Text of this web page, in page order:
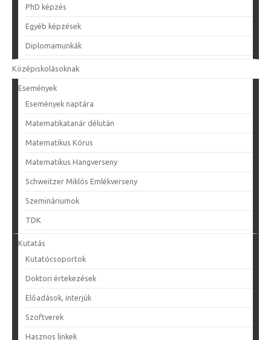
PhD képzés
Egyéb képzések
Középiskolásoknak
Események
Események naptára
Matematikatanár délután
Matematikus Kórus
Matematikus Hangverseny
Schweitzer Miklós Emlékverseny
Kutatás
Kutatócsoportok
Doktori értekezések
Előadások, interjúk
Szoftverek